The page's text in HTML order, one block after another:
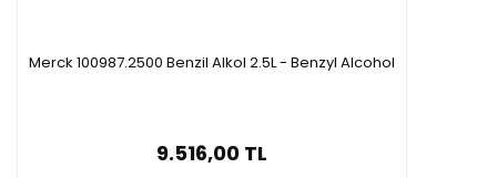
Merck 100987.2500 Benzil Alkol 2.5L - Benzyl Alcohol
9.516,00 TL